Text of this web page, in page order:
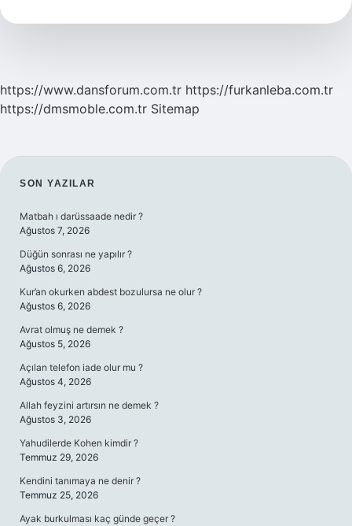
Yenilir
https://www.dansforum.com.tr https://furkanleba.com.tr
https://dmsmoble.com.tr Sitemap
SIDEBAR
SON YAZILAR
Matbah ı darüssaade nedir ?
Ağustos 7, 2026
Düğün sonrası ne yapılır ?
Ağustos 6, 2026
Kur’an okurken abdest bozulursa ne olur ?
Ağustos 6, 2026
Avrat olmuş ne demek ?
Ağustos 5, 2026
Açılan telefon iade olur mu ?
Ağustos 4, 2026
Allah feyzini artırsın ne demek ?
Ağustos 3, 2026
Yahudilerde Kohen kimdir ?
Temmuz 29, 2026
Kendini tanımaya ne denir ?
Temmuz 25, 2026
Ayak burkulması kaç günde geçer ?